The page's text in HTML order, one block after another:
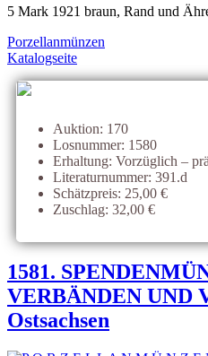
5 Mark 1921 braun, Rand und
Porzellanmünzen
Katalogseite
Auktion: 170
Losnummer: 1580
Erhaltung: Vorzüglich –
Literaturnummer: 391.d
Schätzpreis: 25,00 €
Zuschlag: 32,00 €
1581.
VERBÄNDEN UND
Ostsachsen